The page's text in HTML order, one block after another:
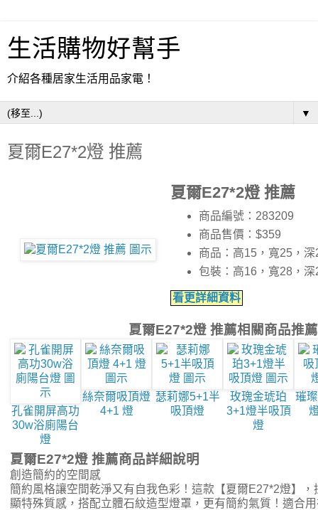
生活購物好幫手
介紹各種居家生活用品家電！
▼
夏爾E27*2燈 推薦
夏爾E27*2燈 推薦
商品編號：283209
商品售價：$359
商品：高15，寬25，
包裝：高16，寬28，
看更詳細資料
夏爾E27*2燈 推薦相關商品推薦
孔雀開屏高功
30w浴廁陽台
燈
絲奈爾吸頂燈
4+1 燈
瑟莉娜5+1半
吸頂燈
玫瑰金琥珀
3+1燈半吸頂
燈
璀
夏爾E27*2燈 推薦商品詳細說明
創造簡約的空間感
簡約風格讓空間乾淨又有自我色彩！這款【夏爾E27*2燈】
顯特殊質感，搭配立體石紋造型燈罩，更有簡約氣質！適合